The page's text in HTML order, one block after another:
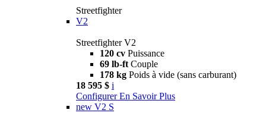
Streetfighter
V2
Streetfighter V2
120 cv Puissance
69 lb-ft Couple
178 kg Poids à vide (sans carburant)
18 595 $ i
Configurer En Savoir Plus
new V2 S